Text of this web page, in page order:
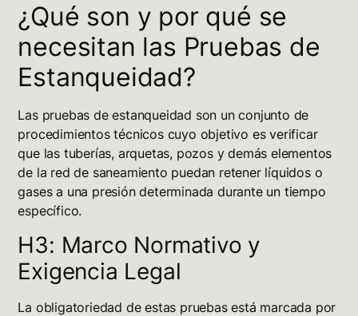
¿Qué son y por qué se
necesitan las Pruebas de
Estanqueidad?
Las pruebas de estanqueidad son un conjunto de
procedimientos técnicos cuyo objetivo es verificar
que las tuberías, arquetas, pozos y demás elementos
de la red de saneamiento puedan retener líquidos o
gases a una presión determinada durante un tiempo
específico.
H3: Marco Normativo y
Exigencia Legal
La obligatoriedad de estas pruebas está marcada por